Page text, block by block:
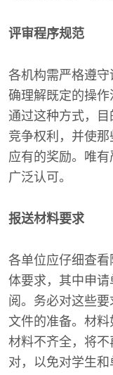
评审程序规范
各机构需严格遵
确理解既定的操作
通过这种方式，
竞争权利，并使
应有的奖励。唯
广泛认可。
报送材料要求
各单位应仔细查
体要求，其中申
阅。务必对这些
文件的准备。材
材料不齐全，将
对，以免对学生和